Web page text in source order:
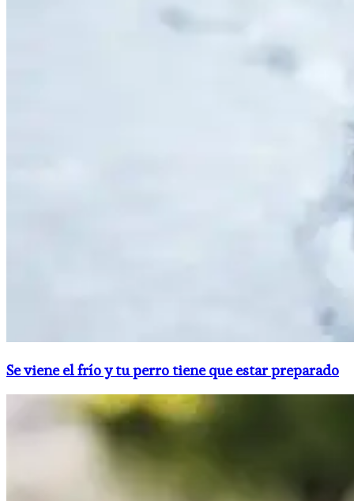
Se viene el frío y tu perro tiene que estar preparado